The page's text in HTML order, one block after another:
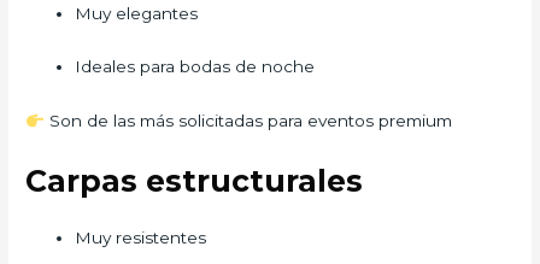
Muy elegantes
Ideales para bodas de noche
Son de las más solicitadas para eventos premium
Carpas estructurales
Muy resistentes